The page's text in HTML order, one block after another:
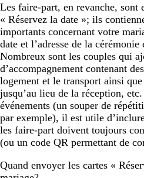
Les faire-part, en revanche, sont
« Réservez la date »; ils
importants concernant votre
date et l’adresse de la
Nombreux sont les couples qui
d’accompagnement contenant
logement et le transport ainsi
jusqu’au lieu de la réception,
événements (un souper de
par exemple), il est utile
les faire-part doivent toujours
(ou un code QR permettant de
Quand envoyer les cartes «